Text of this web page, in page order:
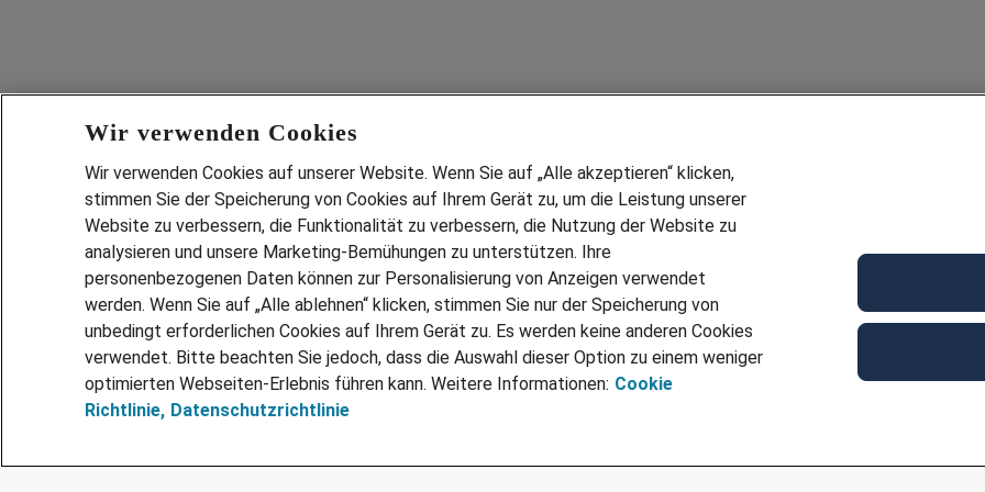
Services
JOBSUCHE
LEBENSLAUF GENERATOR
ZEITARBEIT
PERSONALVERMITTLUNG
PARTNERSHIP WITH AIRBUS
Wir verwenden Cookies
Wir verwenden Cookies auf unserer Website. Wenn Sie auf „Alle akzeptieren“ klicken,
stimmen Sie der Speicherung von Cookies auf Ihrem Gerät zu, um die Leistung unserer
Website zu verbessern, die Funktionalität zu verbessern, die Nutzung der Website zu
analysieren und unsere Marketing-Bemühungen zu unterstützen. Ihre
personenbezogenen Daten können zur Personalisierung von Anzeigen verwendet
werden. Wenn Sie auf „Alle ablehnen“ klicken, stimmen Sie nur der Speicherung von
unbedingt erforderlichen Cookies auf Ihrem Gerät zu. Es werden keine anderen Cookies
verwendet. Bitte beachten Sie jedoch, dass die Auswahl dieser Option zu einem weniger
optimierten Webseiten-Erlebnis führen kann. Weitere Informationen: Cookie
Richtlinie, Datenschutzrichtlinie